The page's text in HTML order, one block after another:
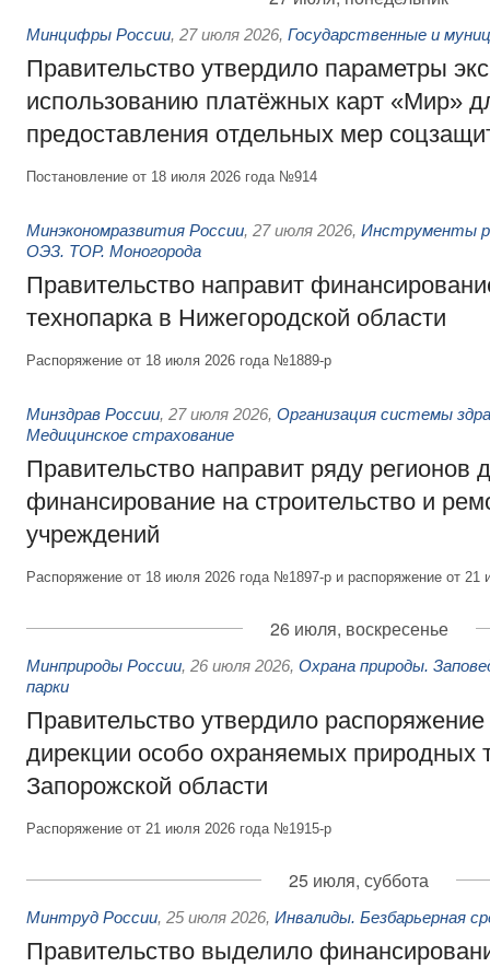
Минцифры России, 27 июля 2026, Государственные и
Правительство утвердило параметры
использованию платёжных карт «Мир»
предоставления отдельных мер
Постановление от 18 июля 2026 года №914
Минэкономразвития России, 27 июля 2026, Инструменты
ОЭЗ. ТОР. Моногорода
Правительство направит
технопарка в Нижегородской области
Распоряжение от 18 июля 2026 года №1889-р
Минздрав России, 27 июля 2026, Организация системы
Медицинское страхование
Правительство направит ряду регионов
финансирование на строительство и
учреждений
Распоряжение от 18 июля 2026 года №1897-р и распоряжение от
26 июля, воскресенье
Минприроды России, 26 июля 2026, Охрана природы.
парки
Правительство утвердило
дирекции особо охраняемых природных
Запорожской области
Распоряжение от 21 июля 2026 года №1915-р
25 июля, суббота
Минтруд России, 25 июля 2026, Инвалиды. Безбарьерная
Правительство выделило